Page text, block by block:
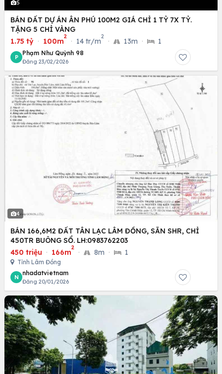
5
BÁN ĐẤT DỰ ÁN ÂN PHÚ 100M2 GIÁ CHỈ 1 TỶ 7X TỶ.
TẶNG 5 CHỈ VÀNG
1.75 tỷ · 100m
2
· 14 tr/m
2
· 13m · 1
P
Phạm Như Quỳnh 98
Đăng 23/02/2026
4
BÁN 166,6M2 ĐẤT TÂN LẠC LÂM ĐỒNG, SẴN SHR, CHỈ
450TR BUÔNG SỔ. LH:0983762203
450 triệu · 166m
2
· 8m · 1
Tỉnh Lâm Đồng
N
nhadatvietnam
Đăng 20/01/2026